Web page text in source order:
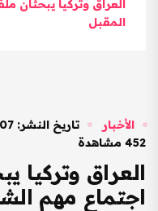
العراق وتركيا يبحثان
المقبل
الأخبار
تاريخ النشر: 07 يناير 2025 | الساعة: 08:20 صباحًا
452 مشاهدة
العراق وتركيا
اجتماع مهم